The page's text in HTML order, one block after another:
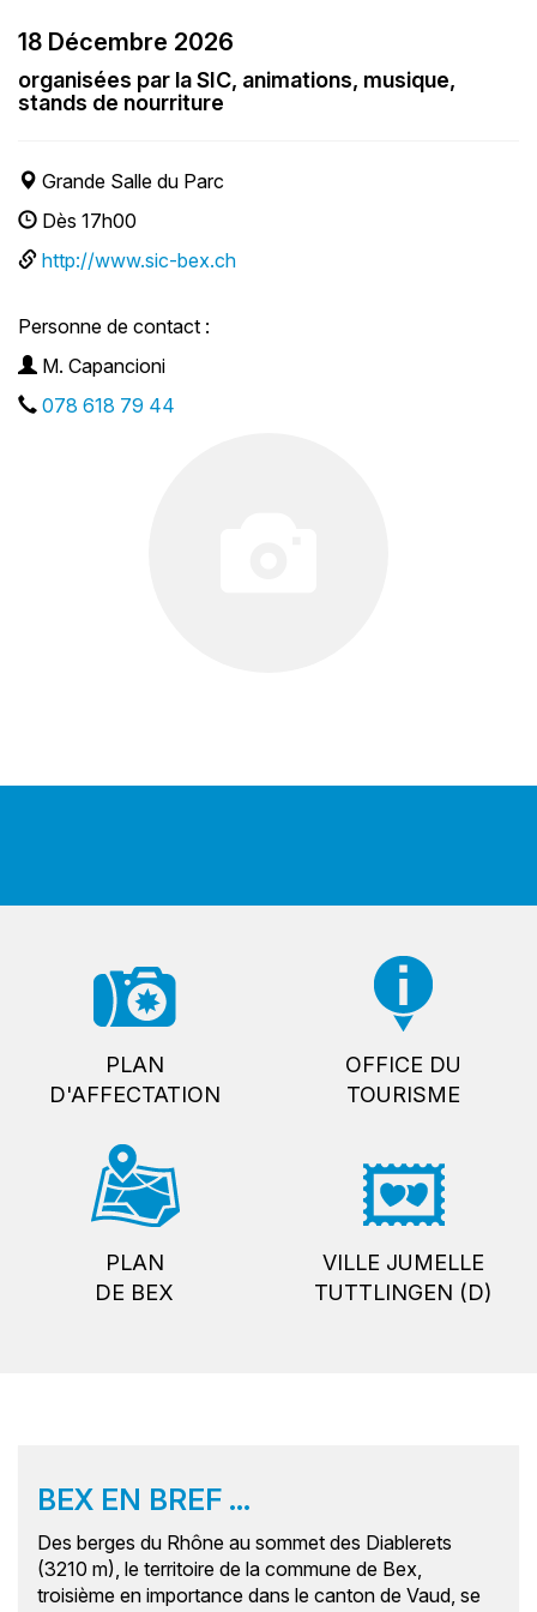
18 Décembre 2026
organisées par la SIC, animations, musique,
stands de nourriture
Grande Salle du Parc
Dès 17h00
http://www.sic-bex.ch
Personne de contact :
M. Capancioni
078 618 79 44
PLAN
D'AFFECTATION
OFFICE DU
TOURISME
PLAN
DE BEX
VILLE JUMELLE
TUTTLINGEN (D)
BEX EN BREF ...
Des berges du Rhône au sommet des Diablerets
(3210 m), le territoire de la commune de Bex,
troisième en importance dans le canton de Vaud, se